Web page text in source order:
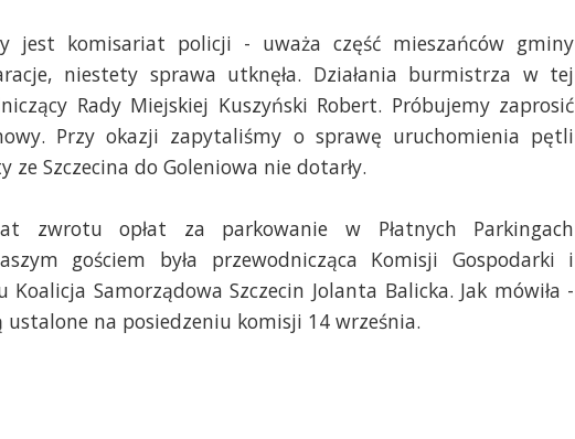
jest komisariat policji - uważa część mieszańców gminy
niestety sprawa utknęła. Działania burmistrza w tej
Rady Miejskiej Kuszyński Robert. Próbujemy zaprosić
Przy okazji zapytaliśmy o sprawę uruchomienia pętli
ze Szczecina do Goleniowa nie dotarły.
zwrotu opłat za parkowanie w Płatnych Parkingach
gościem była przewodnicząca Komisji Gospodarki i
Samorządowa Szczecin Jolanta Balicka. Jak mówiła -
na posiedzeniu komisji 14 września.